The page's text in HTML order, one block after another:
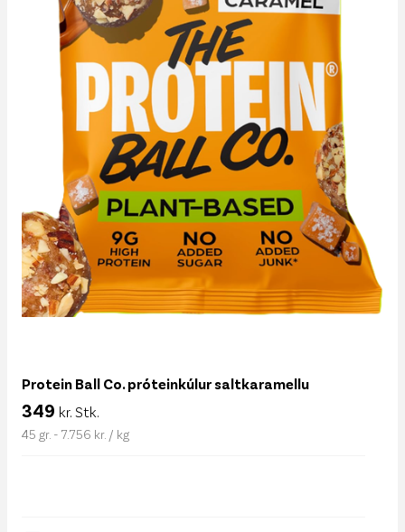
Protein Ball Co. próteinkúlur saltkaramellu
349 kr. Stk.
45 gr. - 7.756 kr. / kg